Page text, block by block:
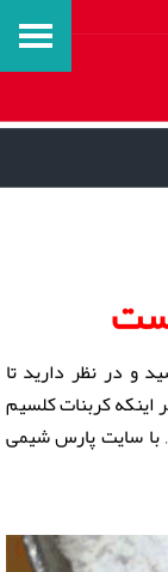
و در نظر دارید تا
اینکه کربنات کلسیم
با سایت پارس شیمی